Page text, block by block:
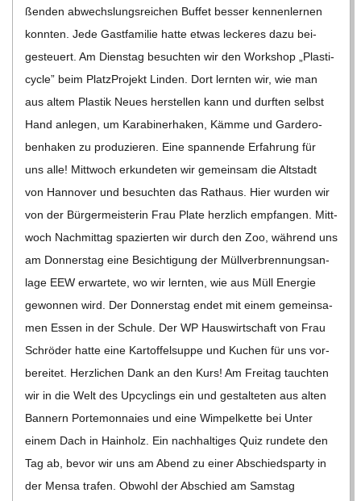
ßen­den abwechs­lungs­rei­chen Buf­fet bes­ser ken­nen­ler­nen
konn­ten. Jede Gast­fa­mi­lie hatte etwas lecke­res dazu bei­
gesteu­ert. Am Diens­tag besuch­ten wir den Work­shop „Pla­s­ti­
cy­cle” beim Platz­Pro­jekt Lin­den. Dort lern­ten wir, wie man
aus altem Plas­tik Neues her­stel­len kann und durf­ten selbst
Hand anle­gen, um Kara­bi­ner­ha­ken, Kämme und Gar­de­ro­
ben­ha­ken zu pro­du­zie­ren. Eine span­nende Erfah­rung für
uns alle! Mitt­woch erkun­de­ten wir gemein­sam die Alt­stadt
von Han­no­ver und besuch­ten das Rat­haus. Hier wur­den wir
von der Bür­ger­meis­te­rin Frau Plate herz­lich emp­fan­gen. Mitt­
woch Nach­mit­tag spa­zier­ten wir durch den Zoo, wäh­rend uns
am Don­ners­tag eine Besich­ti­gung der Müll­ver­bren­nungs­an­
lage EEW erwar­tete, wo wir lern­ten, wie aus Müll Ener­gie
gewon­nen wird. Der Don­ners­tag endet mit einem gemein­sa­
men Essen in der Schule. Der WP Haus­wirt­schaft von Frau
Schrö­der hatte eine Kar­tof­fel­suppe und Kuchen für uns vor­
be­rei­tet. Herz­li­chen Dank an den Kurs! Am Frei­tag tauch­ten
wir in die Welt des Upcy­clings ein und gestal­te­ten aus alten
Ban­nern Porte­mon­naies und eine Wim­pel­kette bei Unter
einem Dach in Hain­holz. Ein nach­hal­ti­ges Quiz run­dete den
Tag ab, bevor wir uns am Abend zu einer Abschieds­party in
der Mensa tra­fen. Obwohl der Abschied am Sams­tag